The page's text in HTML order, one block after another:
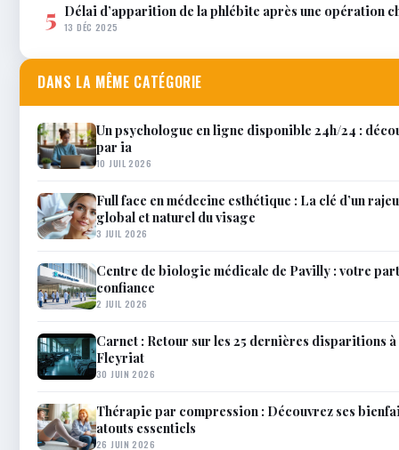
5 Délai d’apparition de la phlébite après une opération
13 DÉC 2025
DANS LA MÊME CATÉGORIE
Un psychologue en ligne disponible 24h/24 :
par ia
10 JUIL 2026
Full face en médecine esthétique : La clé d’un
global et naturel du visage
3 JUIL 2026
Centre de biologie médicale de Pavilly : votre
confiance
2 JUIL 2026
Carnet : Retour sur les 25 dernières disparitions à
Fleyriat
30 JUIN 2026
Thérapie par compression : Découvrez ses
atouts essentiels
26 JUIN 2026